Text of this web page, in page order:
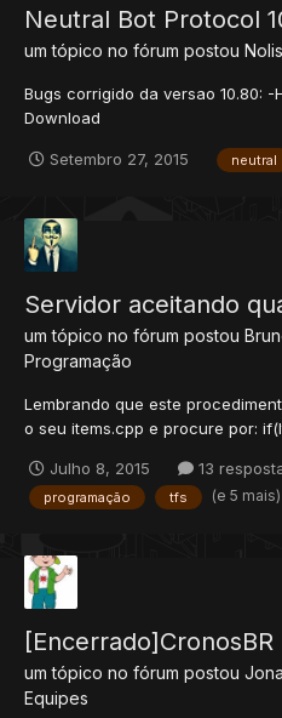
Neutral Bot Protocol
um tópico no fórum postou Nolis
Bugs corrigido da versao 10.80:
Download
Setembro 27, 2015 neutral
Servidor aceitando
um tópico no fórum postou
Programação
Lembrando que este
o seu items.cpp e procure por:
items.otb using generic client
if(Items::dwMajorVersion < 3) {
Julho 8, 2015 13
programação tfs (e 5 mais)
um tópico no fórum postou
Equipes